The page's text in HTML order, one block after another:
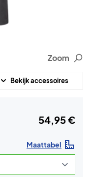
Zoom
Bekijk accessoires
54,95 €
Maattabel